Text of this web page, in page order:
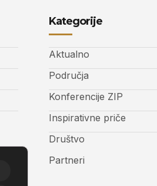
Kategorije
Aktualno
Područja
Konferencije ZIP
Inspirativne priče
Društvo
Partneri